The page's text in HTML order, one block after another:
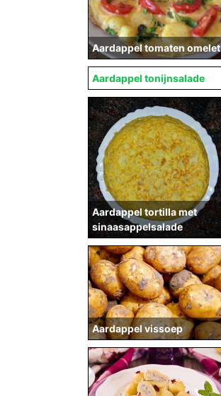
Aardappel tomaten omelet
Aardappel tonijnsalade
Aardappel tortilla met
sinaasappelsalade
Aardappel vissoep